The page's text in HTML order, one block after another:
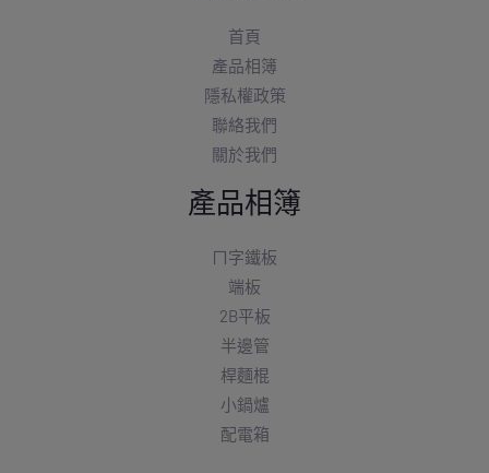
首頁
產品相簿
隱私權政策
聯絡我們
關於我們
產品相簿
ㄇ字鐵板
端板
2B平板
半邊管
桿麵棍
小鍋爐
配電箱